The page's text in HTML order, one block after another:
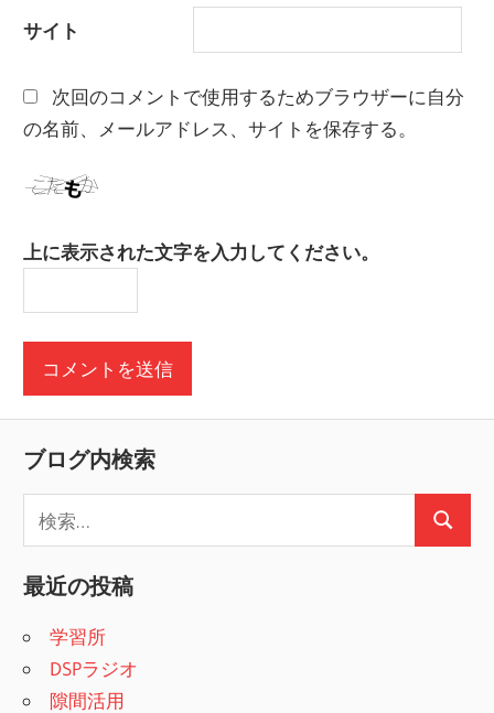
サイト
次回のコメントで使用するためブラウザーに自分
の名前、メールアドレス、サイトを保存する。
上に表示された文字を入力してください。
ブログ内検索
検
索
:
検
最近の投稿
学習所
DSPラジオ
隙間活用